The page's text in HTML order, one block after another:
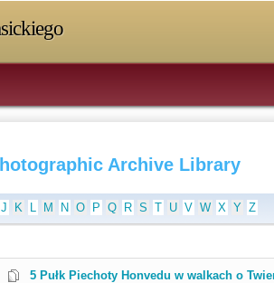
Archive Library
J K L M N O P Q R S T U V W X Y Z
5 Pułk Piechoty Honvedu w walkach o